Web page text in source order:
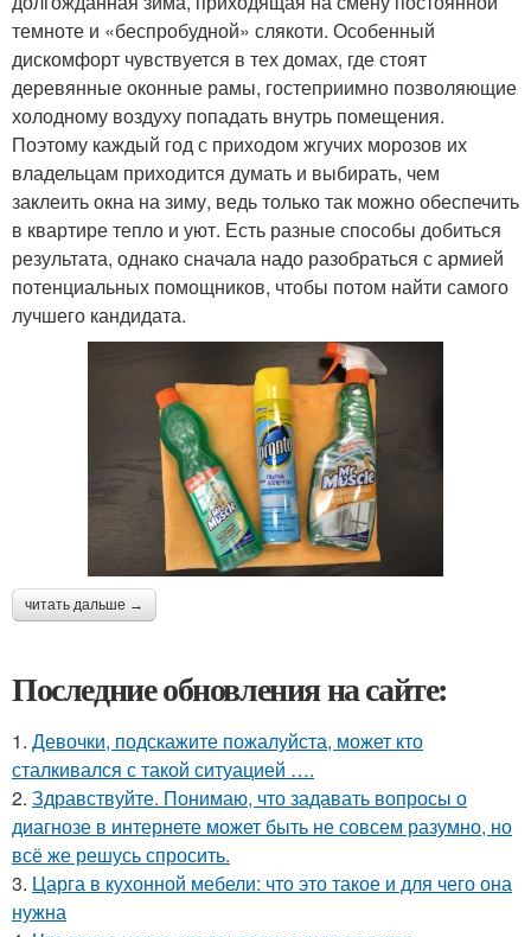
темноте и «беспробудной» слякоти. Особенный
дискомфорт чувствуется в тех домах, где стоят
деревянные оконные рамы, гостеприимно позволяющие
холодному воздуху попадать внутрь помещения.
Поэтому каждый год с приходом жгучих морозов их
владельцам приходится думать и выбирать, чем
заклеить окна на зиму, ведь только так можно обеспечить
в квартире тепло и уют. Есть разные способы добиться
результата, однако сначала надо разобраться с армией
потенциальных помощников, чтобы потом найти самого
лучшего кандидата.
читать дальше →
Последние обновления на сайте:
1. Девочки, подскажите пожалуйста, может кто
сталкивался с такой ситуацией ….
2. Здравствуйте. Понимаю, что задавать вопросы о
диагнозе в интернете может быть не совсем разумно, но
всё же решусь спросить.
3. Царга в кухонной мебели: что это такое и для чего она
нужна